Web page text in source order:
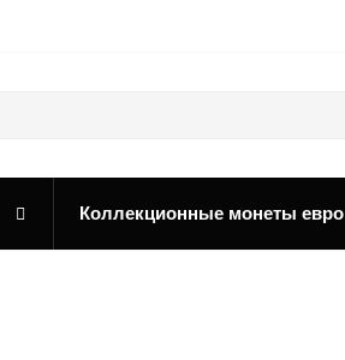
Коллекционные монеты евро